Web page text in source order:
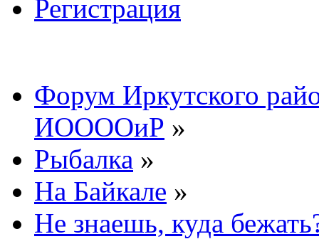
Регистрация
Форум Иркутского
ИООООиР »
Рыбалка »
На Байкале »
Не знаешь, куда